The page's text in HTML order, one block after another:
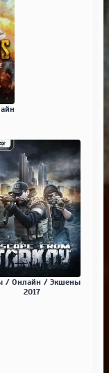
/ Онлайн / Экшены
2017